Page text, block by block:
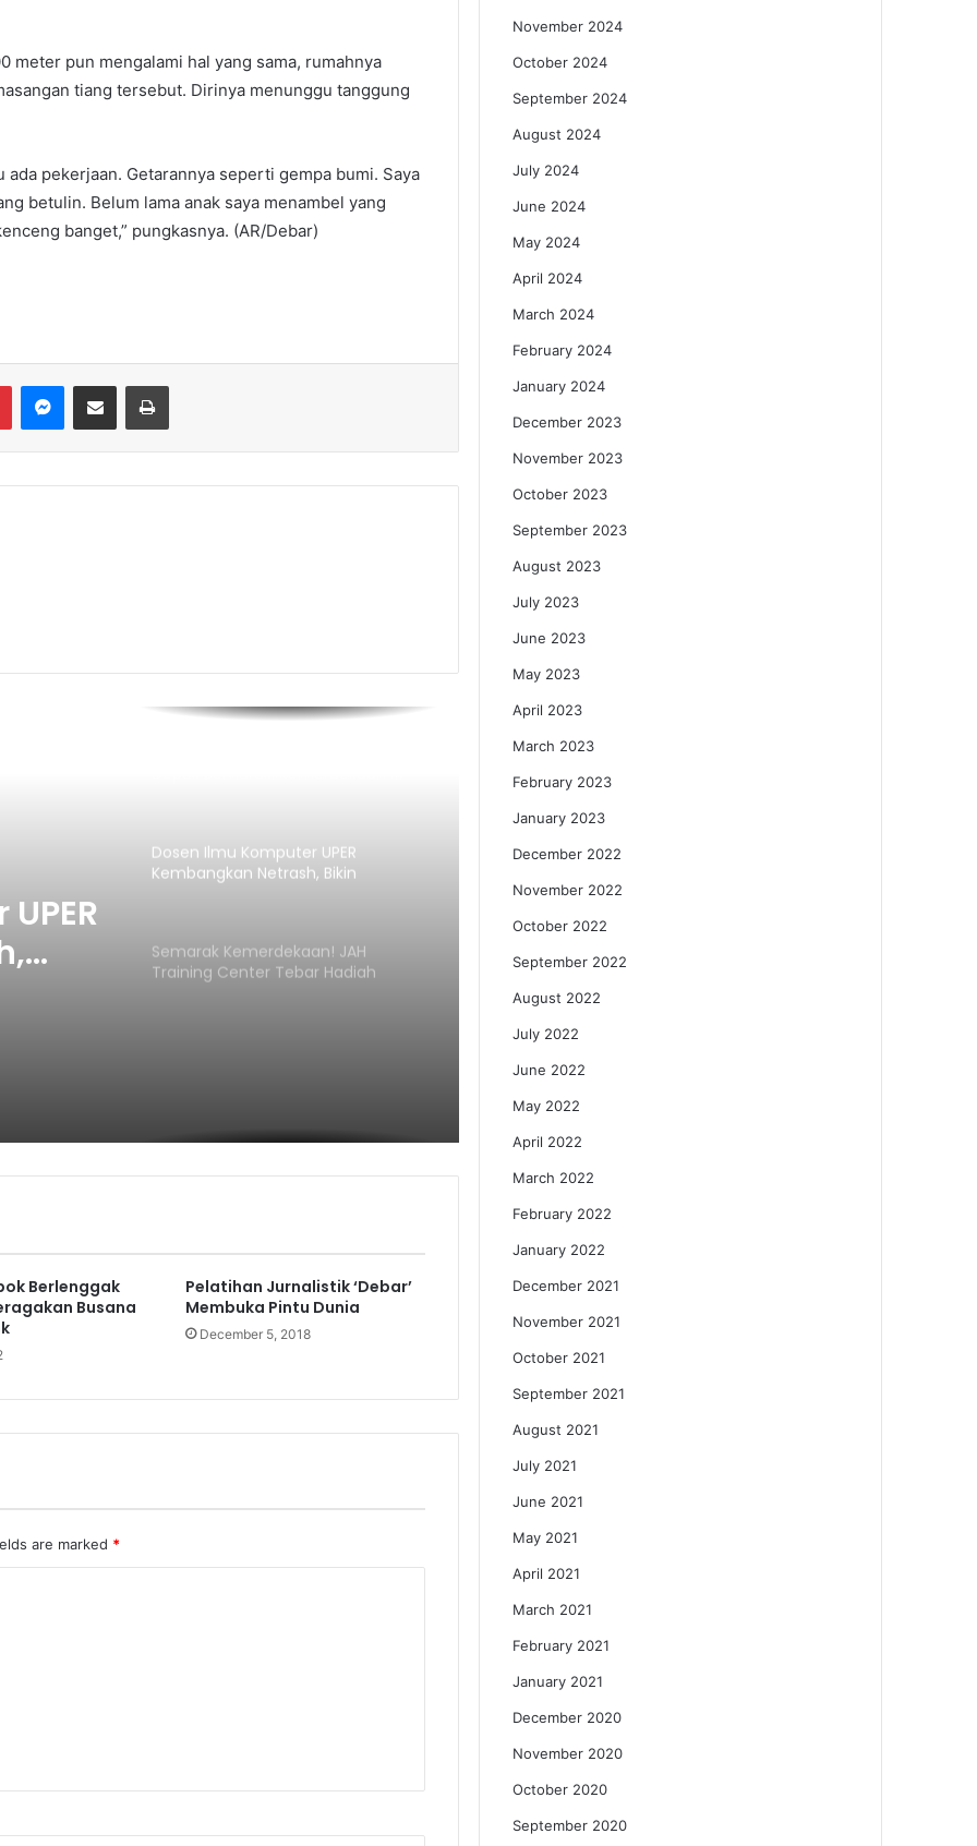
meter pun mengalami hal yang sama, rumahnya
tiang tersebut. Dirinya menunggu tanggung
pekerjaan. Getarannya seperti gempa bumi. Saya
betulin. Belum lama anak saya menambel yang
banget,” pungkasnya. (AR/Debar)
Dosen Ilmu Komputer UPER
Kembangkan Netrash, Bikin
Semarak Kemerdekaan! JAH
Training Center Tebar Hadiah
Berlenggak
Busana
Pelatihan Jurnalistik ‘Debar’
Membuka Pintu Dunia
December 5, 2018
are marked *
November 2024
October 2024
September 2024
August 2024
July 2024
June 2024
May 2024
April 2024
March 2024
February 2024
January 2024
December 2023
November 2023
October 2023
September 2023
August 2023
July 2023
June 2023
May 2023
April 2023
March 2023
February 2023
January 2023
December 2022
November 2022
October 2022
September 2022
August 2022
July 2022
June 2022
May 2022
April 2022
March 2022
February 2022
January 2022
December 2021
November 2021
October 2021
September 2021
August 2021
July 2021
June 2021
May 2021
April 2021
March 2021
February 2021
January 2021
December 2020
November 2020
October 2020
September 2020